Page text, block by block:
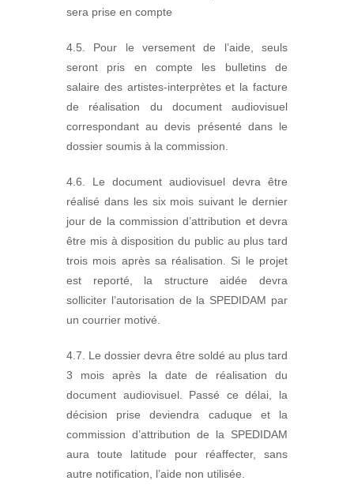
sera prise en compte
4.5. Pour le versement de l’aide, seuls
seront pris en compte les bulletins de
salaire des artistes-interprètes et la facture
de réalisation du document audiovisuel
correspondant au devis présenté dans le
dossier soumis à la commission.
4.6. Le document audiovisuel devra être
réalisé dans les six mois suivant le dernier
jour de la commission d’attribution et devra
être mis à disposition du public au plus tard
trois mois après sa réalisation. Si le projet
est reporté, la structure aidée devra
solliciter l’autorisation de la SPEDIDAM par
un courrier motivé.
4.7. Le dossier devra être soldé au plus tard
3 mois après la date de réalisation du
document audiovisuel. Passé ce délai, la
décision prise deviendra caduque et la
commission d’attribution de la SPEDIDAM
aura toute latitude pour réaffecter, sans
autre notification, l’aide non utilisée.